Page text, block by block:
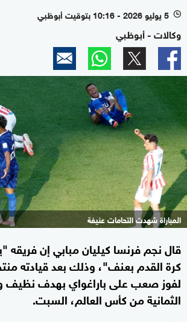
l 5 يوليو 2026 - 10:16 بتوقيت أبوظبي
وكالات - أبوظبي
المباراة شهدت التحامات عنيفة
قال نجم فرنسا كيليان مبابي إن
كرة القدم بعنف"، وذلك بعد قيادته
لفوز صعب على باراغواي بهدف نظيف
الثمانية من كأس العالم، السبت.